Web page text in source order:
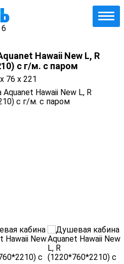
Hawaii New L, R
с г/м. с паром
76 x 221